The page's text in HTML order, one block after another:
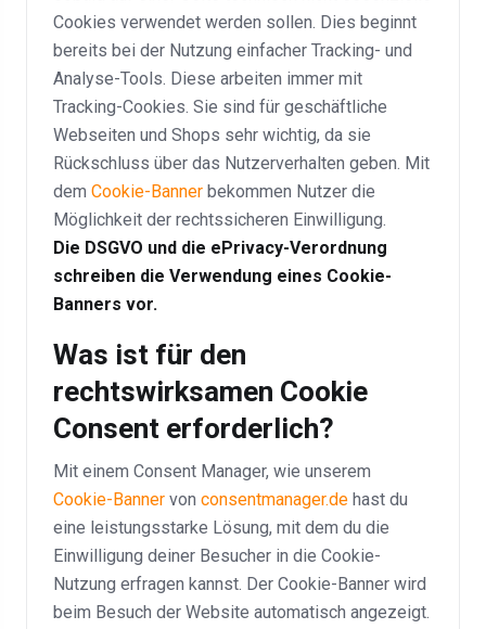
Cookies verwendet werden sollen. Dies beginnt
bereits bei der Nutzung einfacher Tracking- und
Analyse-Tools. Diese arbeiten immer mit
Tracking-Cookies. Sie sind für geschäftliche
Webseiten und Shops sehr wichtig, da sie
Rückschluss über das Nutzerverhalten geben. Mit
dem Cookie-Banner bekommen Nutzer die
Möglichkeit der rechtssicheren Einwilligung.
Die DSGVO und die ePrivacy-Verordnung
schreiben die Verwendung eines Cookie-
Banners vor.
Was ist für den
rechtswirksamen Cookie
Consent erforderlich?
Mit einem Consent Manager, wie unserem
Cookie-Banner von consentmanager.de hast du
eine leistungsstarke Lösung, mit dem du die
Einwilligung deiner Besucher in die Cookie-
Nutzung erfragen kannst. Der Cookie-Banner wird
beim Besuch der Website automatisch angezeigt.